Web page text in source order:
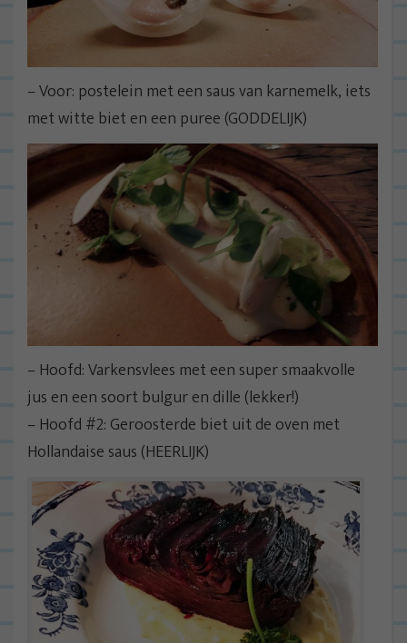
– Voor: postelein met een saus van karnemelk, iets
met witte biet en een puree (GODDELIJK)
– Hoofd: Varkensvlees met een super smaakvolle
jus en een soort bulgur en dille (lekker!)
– Hoofd #2: Geroosterde biet uit de oven met
Hollandaise saus (HEERLIJK)